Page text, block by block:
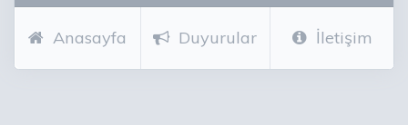
Anasayfa Duyurular İletişim